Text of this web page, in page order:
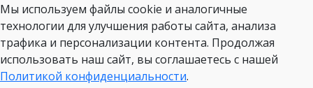
Мы используем файлы cookie и аналогичные
технологии для улучшения работы сайта, анализа
трафика и персонализации контента. Продолжая
использовать наш сайт, вы соглашаетесь с нашей
Политикой конфиденциальности.